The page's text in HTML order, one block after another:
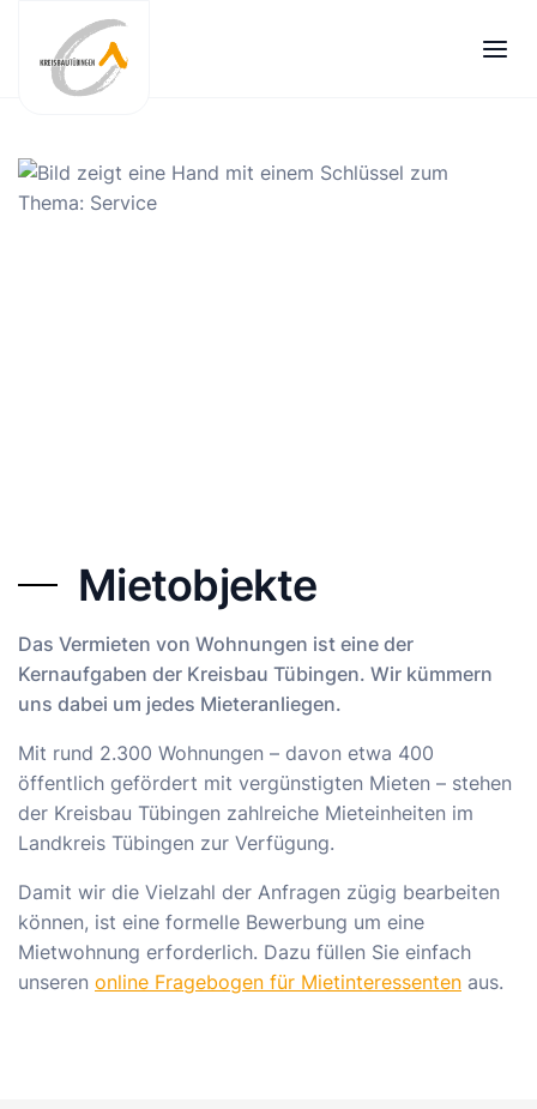
springen
Mietobjekte
Das Vermieten von Wohnungen ist eine der
Kernaufgaben der Kreisbau Tübingen. Wir kümmern
uns dabei um jedes Mieteranliegen.
Mit rund 2.300 Wohnungen – davon etwa 400
öffentlich gefördert mit vergünstigten Mieten – stehen
der Kreisbau Tübingen zahlreiche Mieteinheiten im
Landkreis Tübingen zur Verfügung.
Damit wir die Vielzahl der Anfragen zügig bearbeiten
können, ist eine formelle Bewerbung um eine
Mietwohnung erforderlich. Dazu füllen Sie einfach
unseren online Fragebogen für Mietinteressenten aus.